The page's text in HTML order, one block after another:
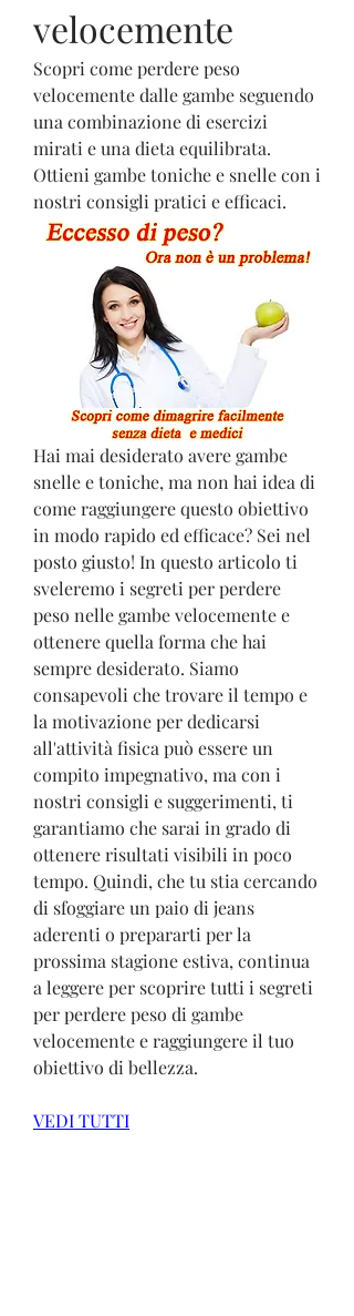
velocemente
Scopri come perdere peso
velocemente dalle gambe seguendo
una combinazione di esercizi
mirati e una dieta equilibrata.
Ottieni gambe toniche e snelle con i
nostri consigli pratici e efficaci.
Hai mai desiderato avere gambe
snelle e toniche, ma non hai idea di
come raggiungere questo obiettivo
in modo rapido ed efficace? Sei nel
posto giusto! In questo articolo ti
sveleremo i segreti per perdere
peso nelle gambe velocemente e
ottenere quella forma che hai
sempre desiderato. Siamo
consapevoli che trovare il tempo e
la motivazione per dedicarsi
all'attività fisica può essere un
compito impegnativo, ma con i
nostri consigli e suggerimenti, ti
garantiamo che sarai in grado di
ottenere risultati visibili in poco
tempo. Quindi, che tu stia cercando
di sfoggiare un paio di jeans
aderenti o prepararti per la
prossima stagione estiva, continua
a leggere per scoprire tutti i segreti
per perdere peso di gambe
velocemente e raggiungere il tuo
obiettivo di bellezza.
VEDI TUTTI